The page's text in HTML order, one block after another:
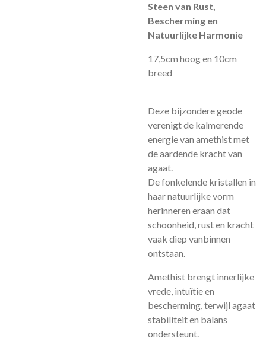
Steen van Rust,
Bescherming en
Natuurlijke Harmonie
17,5cm hoog en 10cm
breed
Deze bijzondere geode
verenigt de kalmerende
energie van amethist met
de aardende kracht van
agaat.
De fonkelende kristallen in
haar natuurlijke vorm
herinneren eraan dat
schoonheid, rust en kracht
vaak diep vanbinnen
ontstaan.
Amethist brengt innerlijke
vrede, intuïtie en
bescherming, terwijl agaat
stabiliteit en balans
ondersteunt.